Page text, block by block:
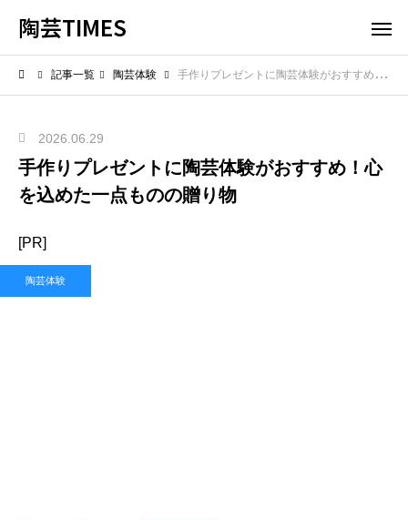
陶芸TIMES
記事一覧 陶芸体験 手作りプレゼントに陶芸体験がおすすめ！心を込めた一点ものの贈り物
2026.06.29
手作りプレゼントに陶芸体験がおすすめ！心
を込めた一点ものの贈り物
[PR]
陶芸体験